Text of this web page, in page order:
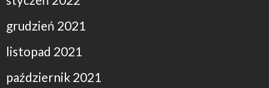
grudzień 2021
listopad 2021
październik 2021